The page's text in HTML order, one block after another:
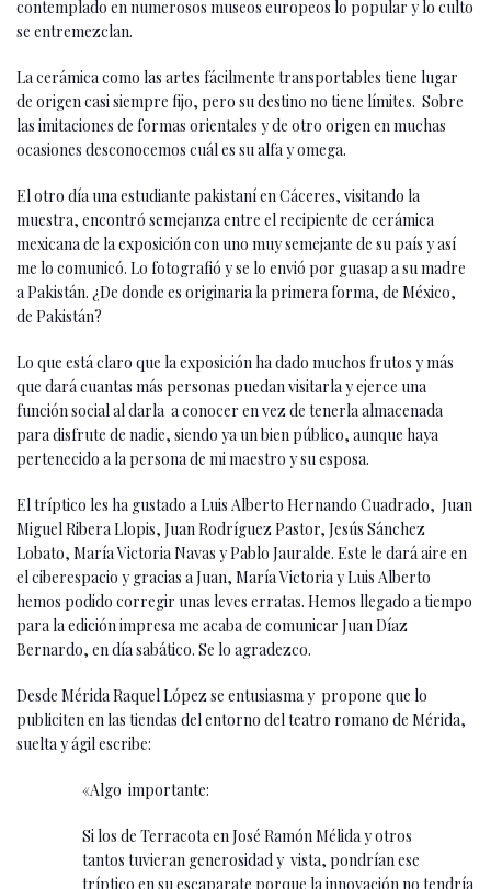
contemplado en numerosos museos europeos lo popular y lo culto
se entremezclan.
La cerámica como las artes fácilmente transportables tiene lugar
de origen casi siempre fijo, pero su destino no tiene límites. Sobre
las imitaciones de formas orientales y de otro origen en muchas
ocasiones desconocemos cuál es su alfa y omega.
El otro día una estudiante pakistaní en Cáceres, visitando la
muestra, encontró semejanza entre el recipiente de cerámica
mexicana de la exposición con uno muy semejante de su país y así
me lo comunicó. Lo fotografió y se lo envió por guasap a su madre
a Pakistán. ¿De donde es originaria la primera forma, de México,
de Pakistán?
Lo que está claro que la exposición ha dado muchos frutos y más
que dará cuantas más personas puedan visitarla y ejerce una
función social al darla a conocer en vez de tenerla almacenada
para disfrute de nadie, siendo ya un bien público, aunque haya
pertenecido a la persona de mi maestro y su esposa.
El tríptico les ha gustado a Luis Alberto Hernando Cuadrado, Juan
Miguel Ribera Llopis, Juan Rodríguez Pastor, Jesús Sánchez
Lobato, María Victoria Navas y Pablo Jauralde. Este le dará aire en
el ciberespacio y gracias a Juan, María Victoria y Luis Alberto
hemos podido corregir unas leves erratas. Hemos llegado a tiempo
para la edición impresa me acaba de comunicar Juan Díaz
Bernardo, en día sabático. Se lo agradezco.
Desde Mérida Raquel López se entusiasma y propone que lo
publiciten en las tiendas del entorno del teatro romano de Mérida,
suelta y ágil escribe:
«Algo importante:
Si los de Terracota en José Ramón Mélida y otros
tantos tuvieran generosidad y vista, pondrían ese
tríptico en su escaparate porque la innovación no tendría